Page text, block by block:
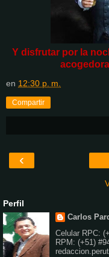
Y disfrutar por la
en 12:30 p. m.
Compartir
‹
Perfil
Carlos
Celular RPC:
RPM: (+51)